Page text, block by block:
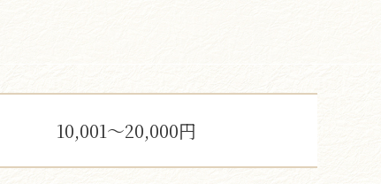
10,001～20,000円